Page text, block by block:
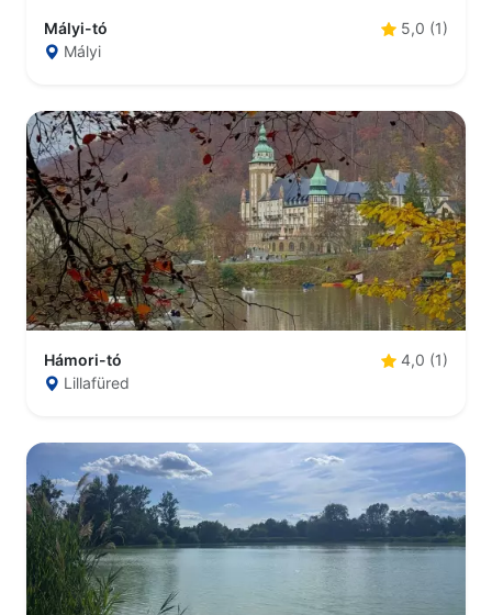
Mályi-tó
5,0 (1)
Mályi
Hámori-tó
4,0 (1)
Lillafüred